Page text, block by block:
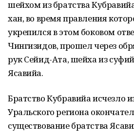
шейхом из братства
хан, во время правления
укрепился в этом боковом
Чингизидов, прошел через
рук Сейид-Ата, шейха из
Ясавийа.
Братство Кубравийа исчезло
Уральского региона
существование братства